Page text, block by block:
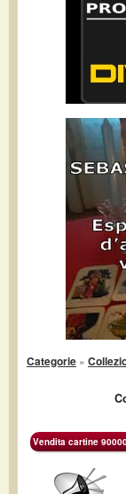
Categorie »
Vendita cartine